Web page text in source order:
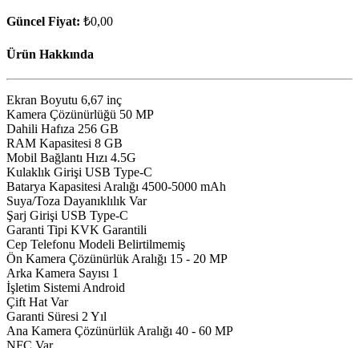
Güncel Fiyat: ₺0,00
Ürün Hakkında
Ekran Boyutu 6,67 inç
Kamera Çözünürlüğü 50 MP
Dahili Hafıza 256 GB
RAM Kapasitesi 8 GB
Mobil Bağlantı Hızı 4.5G
Kulaklık Girişi USB Type-C
Batarya Kapasitesi Aralığı 4500-5000 mAh
Suya/Toza Dayanıklılık Var
Şarj Girişi USB Type-C
Garanti Tipi KVK Garantili
Cep Telefonu Modeli Belirtilmemiş
Ön Kamera Çözünürlük Aralığı 15 - 20 MP
Arka Kamera Sayısı 1
İşletim Sistemi Android
Çift Hat Var
Garanti Süresi 2 Yıl
Ana Kamera Çözünürlük Aralığı 40 - 60 MP
NFC Var